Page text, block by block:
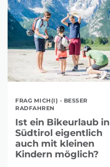
FRAG MICH(I) - BESSER
RADFAHREN
Ist ein Bikeurlaub in
Südtirol eigentlich
auch mit kleinen
Kindern möglich?